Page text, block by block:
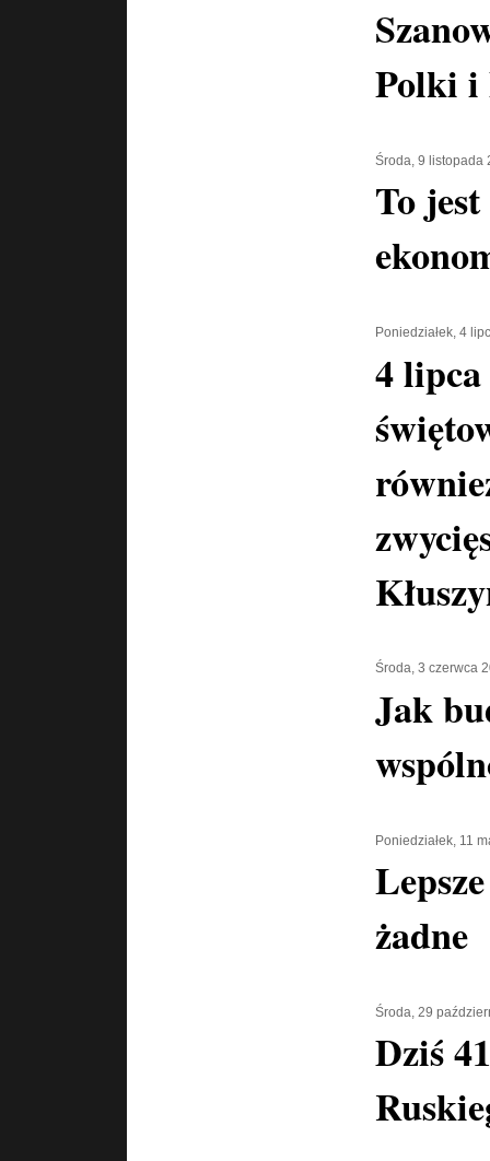
Polki i
Środa, 9 listopada
To
Poniedziałek, 4
4
Środa, 3 czerwca
Jak
Poniedziałek, 11
żadne
Środa, 29
Dziś